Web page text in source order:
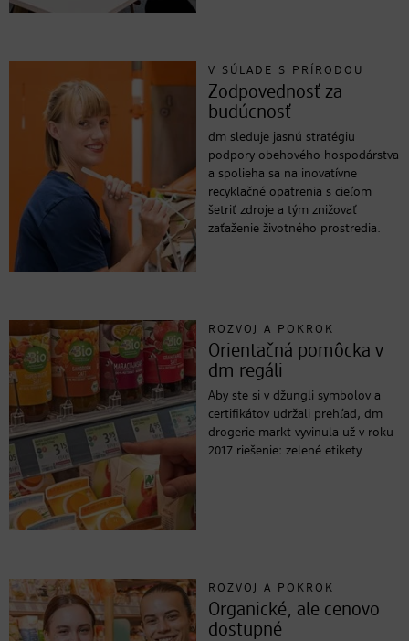
V SÚLADE S PRÍRODOU
Zodpovednosť za
budúcnosť
dm sleduje jasnú stratégiu
podpory obehového hospodárstva
a spolieha sa na inovatívne
recyklačné opatrenia s cieľom
šetriť zdroje a tým znižovať
zaťaženie životného prostredia.
ROZVOJ A POKROK
Orientačná pomôcka v
dm regáli
Aby ste si v džungli symbolov a
certifikátov udržali prehľad, dm
drogerie markt vyvinula už v roku
2017 riešenie: zelené etikety.
ROZVOJ A POKROK
Organické, ale cenovo
dostupné